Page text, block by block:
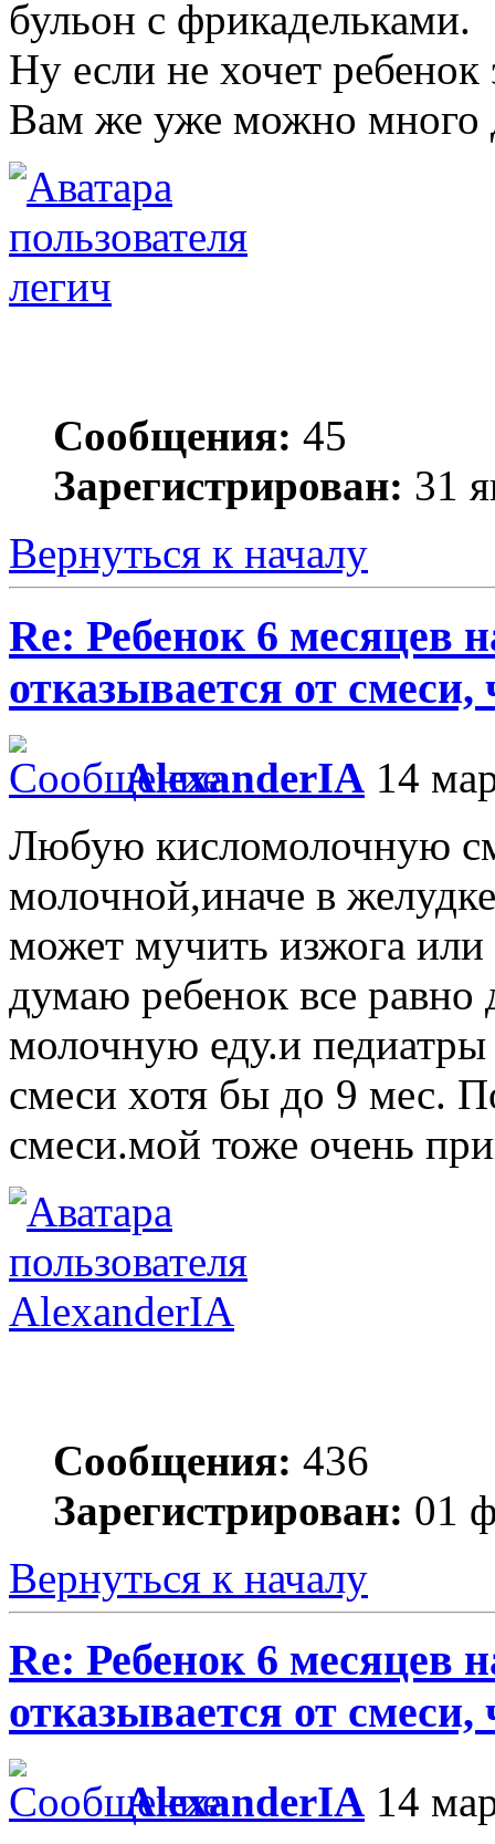
бульон с фрикадельками.
Ну если не хочет ребенок
Вам же уже можно много
легич
Сообщения: 45
Зарегистрирован: 31
Вернуться к началу
Re: Ребенок 6 месяцев
отказывается от
AlexanderIA 14
Любую кисломолочную
молочной,иначе в
может мучить изжога
думаю ребенок все
молочную еду.и педиатры
смеси хотя бы до 9 мес.
смеси.мой тоже очень
AlexanderIA
Сообщения: 436
Зарегистрирован: 01
Вернуться к началу
Re: Ребенок 6 месяцев
отказывается от
AlexanderIA 14